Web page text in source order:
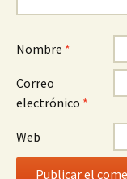
Nombre *
Correo
electrónico *
Web